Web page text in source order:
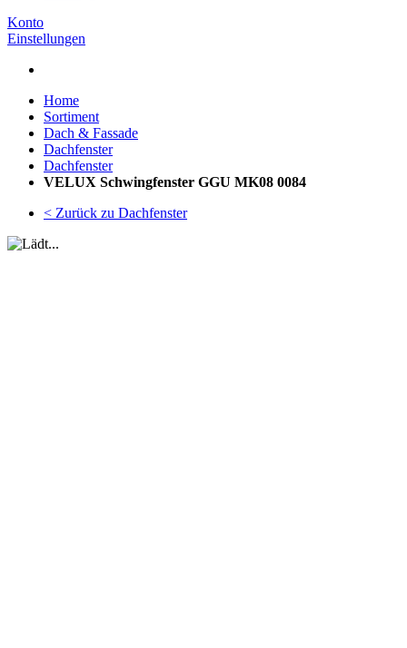
Konto
Einstellungen
Home
Sortiment
Dach & Fassade
Dachfenster
Dachfenster
VELUX Schwingfenster GGU MK08 0084
< Zurück zu Dachfenster